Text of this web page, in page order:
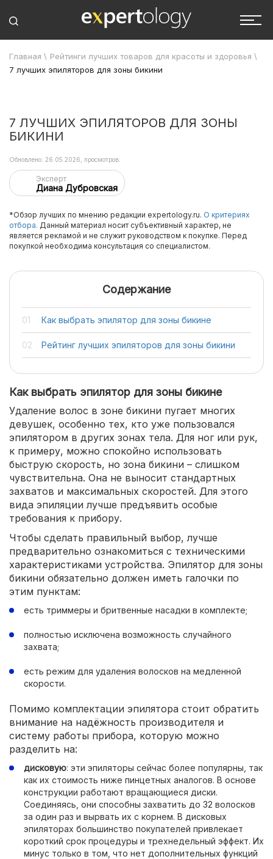
Главная \ Рейтинги лучших товаров для красоты и здоровья \
7 лучших эпиляторов для зоны бикини
7 ЛУЧШИХ ЭПИЛЯТОРОВ ДЛЯ ЗОНЫ
БИКИНИ
Эксперт
Диана Дубровская
Обновлено: 26.05.2026, просмотров:
*Обзор лучших по мнению редакции expertology.ru. О критериях
отбора. Данный материал носит субъективный характер, не
является рекламой и не служит руководством к покупке. Перед
покупкой необходима консультация со специалистом.
Содержание
Как выбрать эпилятор для зоны бикине
Рейтинг лучших эпиляторов для зоны бикини
Как выбрать эпилятор для зоны бикине
Удаление волос в зоне бикини пугает многих
девушек, особенно тех, кто уже пользовался
эпилятором в других зонах тела. Для ног или рук,
к примеру, можно спокойно использовать
быструю скорость, но зона бикини – слишком
чувствительна. Она не выносит стандартных
захватов и максимальных скоростей. Для этого
вида эпиляции лучше предъявить особые
требования к прибору.
Чтобы сделать правильный выбор, лучше
предварительно ознакомиться с техническими
характеристиками устройства. Эпилятор для зоны
бикини обязательно должен иметь галочки по
этим пунктам:
есть триммеры и бритвенные насадки в комплекте;
полностью исключена возможность случайного
захвата;
есть режим для удаления волосков на медленной
скорости.
Помимо комплектации эпилятора стоит обратить
внимание на надёжность производителя и
систему работы прибора, которую можно
разделить на:
дисковую: эти эпиляторы сейчас более популярны, так
как их стоимость ниже пинцетных аналогов. В основе
конструкции работают вращающиеся диски.
Соединяясь, они способны захватить до 32 волосков
за один раз и вырвать их с корнем. В дисковых
эпиляторах большинство покупателей привлекает
короткий срок процедуры и трехнедельный эффект. Их
минус только в том, что нет дополнительных функций